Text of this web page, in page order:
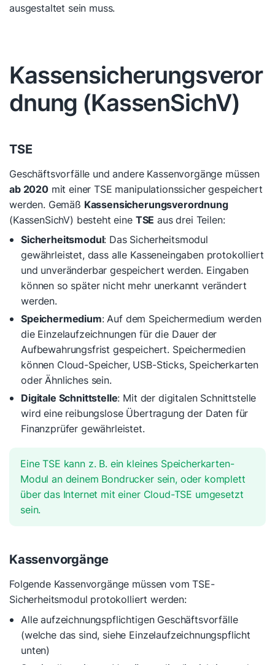
ausgestaltet sein muss.
Kassensicherungsveror
dnung (KassenSichV)
TSE
Geschäftsvorfälle und andere Kassenvorgänge müssen
ab 2020mit einer TSE manipulationssicher gespeichert
werden. Gemäß Kassensicherungsverordnung
(KassenSichV) besteht eine TSE aus drei Teilen:
Sicherheitsmodul: Das Sicherheitsmodul
gewährleistet, dass alle Kasseneingaben protokolliert
und unveränderbar gespeichert werden. Eingaben
können so später nicht mehr unerkannt verändert
werden.
Speichermedium: Auf dem Speichermedium werden
die Einzelaufzeichnungen für die Dauer der
Aufbewahrungsfrist gespeichert. Speichermedien
können Cloud-Speicher, USB-Sticks, Speicherkarten
oder Ähnliches sein.
Digitale Schnittstelle: Mit der digitalen Schnittstelle
wird eine reibungslose Übertragung der Daten für
Finanzprüfer gewährleistet.
Eine TSE kann z. B. ein kleines Speicherkarten-
Modul an deinem Bondrucker sein, oder komplett
über das Internet mit einer Cloud-TSE umgesetzt
sein.
Kassenvorgänge
Folgende Kassenvorgänge müssen vom TSE-
Sicherheitsmodul protokolliert werden:
Alle aufzeichnungspflichtigen Geschäftsvorfälle
(welche das sind, siehe Einzelaufzeichnungspflicht
unten)